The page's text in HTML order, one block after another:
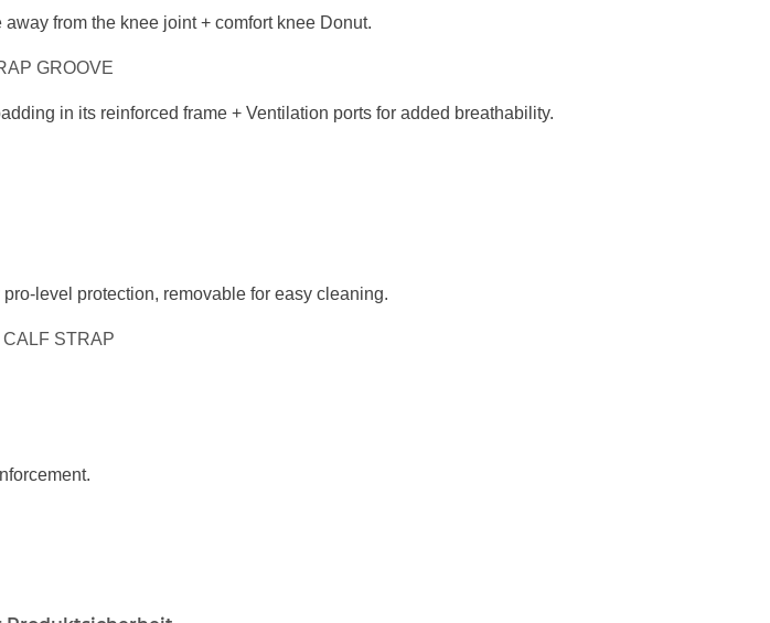
away from the knee joint + comfort knee Donut.
GROOVE
in its reinforced frame + Ventilation ports for added breathability.
pro-level protection, removable for easy cleaning.
STRAP